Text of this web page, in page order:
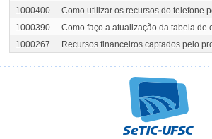
1000400
Como utilizar os recursos do telefone
1000390
Como faço a atualização da tabela de
1000267
Recursos financeiros captados pelo